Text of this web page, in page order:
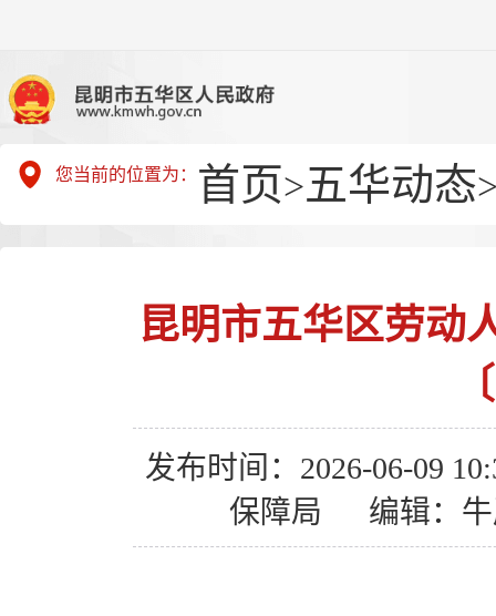
您当前的位置为： 首页>五华动态
昆明市五华区劳动
发布时间：2026-06-09
保障局
编辑：